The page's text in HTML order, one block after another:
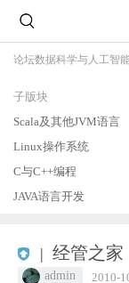
论坛数据科学与人工智
子版块
Scala及其他JVM语言
Linux操作系统
C与C++编程
JAVA语言开发
| 经管之家
admin 2010-